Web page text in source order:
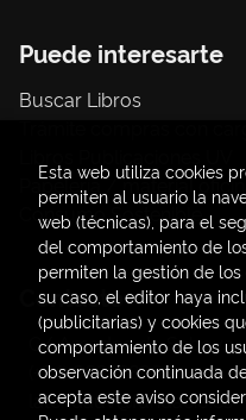
Puede interesarte
Buscar Libros
Papelería / material
Consumo Sostenible
Contacto
C/ Amadeo de Saboya,
(+34) 963828968
latendauv@fundacio.es
Esta web utiliza cookies
permiten al usuario la
web (técnicas), para el
del comportamiento de
permiten la gestión de
su caso, el editor haya
(publicitarias) y cookies
comportamiento de los
observación continuada
acepta este aviso